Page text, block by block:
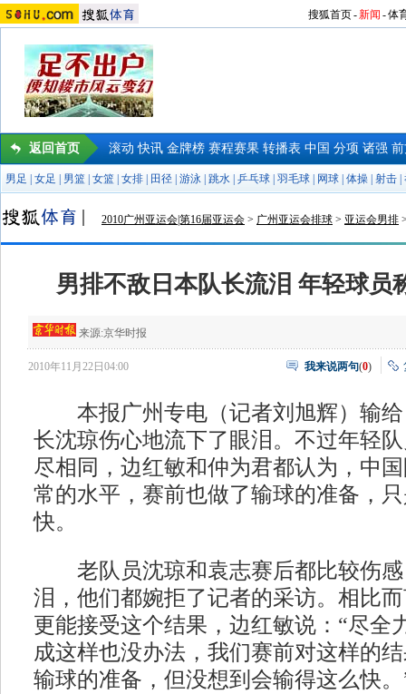
搜狐首页-新闻 -体
返回首页 滚动 快讯 金牌榜 赛程赛果 转播表 中国 分项 诸强
男足 女足 男篮 女篮 女排 田径 游泳 跳水 乒乓球 羽毛球 网球 体操 射击
2010广州亚运会|第16届亚运会 > 广州亚运会排球 > 亚运会男排
男排不敌日本队长流泪 年轻球员
来源:京华时报
2010年11月22日04:00 我来说两句(0)
本报广州专电（记者刘旭辉）输给
长沈琼伤心地流下了眼泪。不过年轻
尽相同，边红敏和仲为君都认为，中
常的水平，赛前也做了输球的准备，
快。
老队员沈琼和袁志赛后都比较伤感
泪，他们都婉拒了记者的采访。相比
更能接受这个结果，边红敏说：“尽全
成这样也没办法，我们赛前对这样的
输球的准备，但没想到会输得这么快